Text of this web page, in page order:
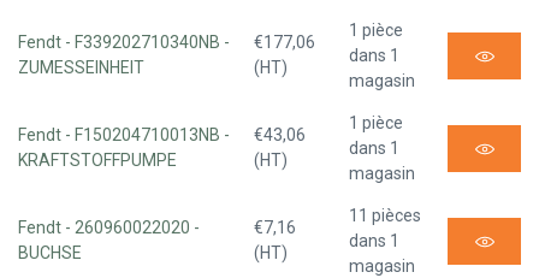
Fendt - F339202710340NB -
ZUMESSEINHEIT
€177,06
(HT)
1 pièce
dans 1
magasin
Fendt - F150204710013NB -
KRAFTSTOFFPUMPE
€43,06
(HT)
1 pièce
dans 1
magasin
Fendt - 260960022020 -
BUCHSE
€7,16
(HT)
11 pièces
dans 1
magasin